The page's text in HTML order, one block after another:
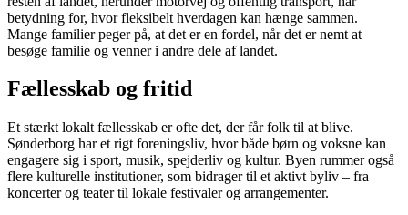
betydning for, hvor fleksibelt hverdagen kan hænge sammen.
Mange familier peger på, at det er en fordel, når det er nemt at
besøge familie og venner i andre dele af landet.
Fællesskab og fritid
Et stærkt lokalt fællesskab er ofte det, der får folk til at blive.
Sønderborg har et rigt foreningsliv, hvor både børn og voksne kan
engagere sig i sport, musik, spejderliv og kultur. Byen rummer også
flere kulturelle institutioner, som bidrager til et aktivt byliv – fra
koncerter og teater til lokale festivaler og arrangementer.